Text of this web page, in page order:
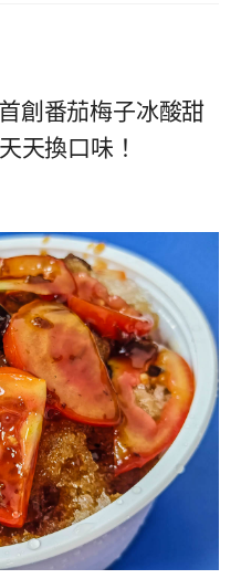
創番茄梅子冰酸甜
天換口味！